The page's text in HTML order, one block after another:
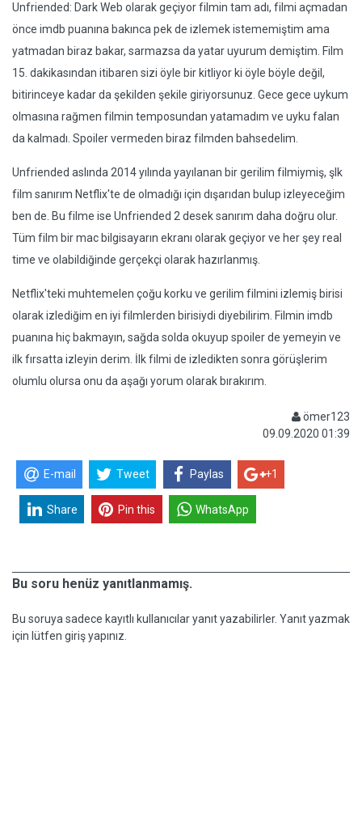
Unfriended: Dark Web olarak geçiyor filmin tam adı, filmi açmadan
önce imdb puanına bakınca pek de izlemek istememiştim ama
yatmadan biraz bakar, sarmazsa da yatar uyurum demiştim. Film
15. dakikasından itibaren sizi öyle bir kitliyor ki öyle böyle değil,
bitirinceye kadar da şekilden şekile giriyorsunuz. Gece gece uykum
olmasına rağmen filmin temposundan yatamadım ve uyku falan
da kalmadı. Spoiler vermeden biraz filmden bahsedelim.
Unfriended aslında 2014 yılında yayılanan bir gerilim filmiymiş, şlk
film sanırım Netflix'te de olmadığı için dışarıdan bulup izleyeceğim
ben de. Bu filme ise Unfriended 2 desek sanırım daha doğru olur.
Tüm film bir mac bilgisayarın ekranı olarak geçiyor ve her şey real
time ve olabildiğinde gerçekçi olarak hazırlanmış.
Netflix'teki muhtemelen çoğu korku ve gerilim filmini izlemiş birisi
olarak izlediğim en iyi filmlerden birisiydi diyebilirim. Filmin imdb
puanına hiç bakmayın, sağda solda okuyup spoiler de yemeyin ve
ilk fırsatta izleyin derim. İlk filmi de izledikten sonra görüşlerim
olumlu olursa onu da aşağı yorum olarak bırakırım.
ömer123
09.09.2020 01:39
E-mail Tweet Paylas +1
Share Pin this WhatsApp
Bu soru henüz yanıtlanmamış.
Bu soruya sadece kayıtlı kullanıcılar yanıt yazabilirler. Yanıt yazmak
için lütfen giriş yapınız.